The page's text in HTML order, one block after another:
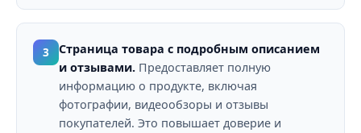
3
Страница товара с подробным описанием
и отзывами. Предоставляет полную
информацию о продукте, включая
фотографии, видеообзоры и отзывы
покупателей. Это повышает доверие и